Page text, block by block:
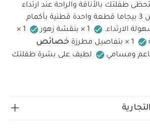
طفلتك بالأناقة والراحة عند ارتداء
هذا الطقم المكون من 3 بيجاما قطعة واحدة قطنية بأكمام
الارتداء.
1 × بنقشة زهور
1 ×
1 × بتفاصيل مطرزة
خصائص
ومسامي
لطيف على بشرة طفلتك
لمزيد من الأناقة
لا تستخدم المبيضات